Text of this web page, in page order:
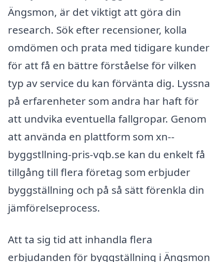
Ängsmon, är det viktigt att göra din
research. Sök efter recensioner, kolla
omdömen och prata med tidigare kunder
för att få en bättre förståelse för vilken
typ av service du kan förvänta dig. Lyssna
på erfarenheter som andra har haft för
att undvika eventuella fallgropar. Genom
att använda en plattform som xn--
byggstllning-pris-vqb.se kan du enkelt få
tillgång till flera företag som erbjuder
byggställning och på så sätt förenkla din
jämförelseprocess.
Att ta sig tid att inhandla flera
erbjudanden för byggställning i Ängsmon